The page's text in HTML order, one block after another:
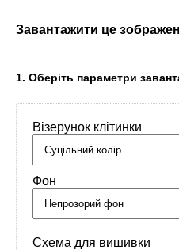
Головна / Орнаменти / Обереги
Завантажити це
1. Оберіть параметри
Візерунок клітинки
Фон
Схема для вишивки